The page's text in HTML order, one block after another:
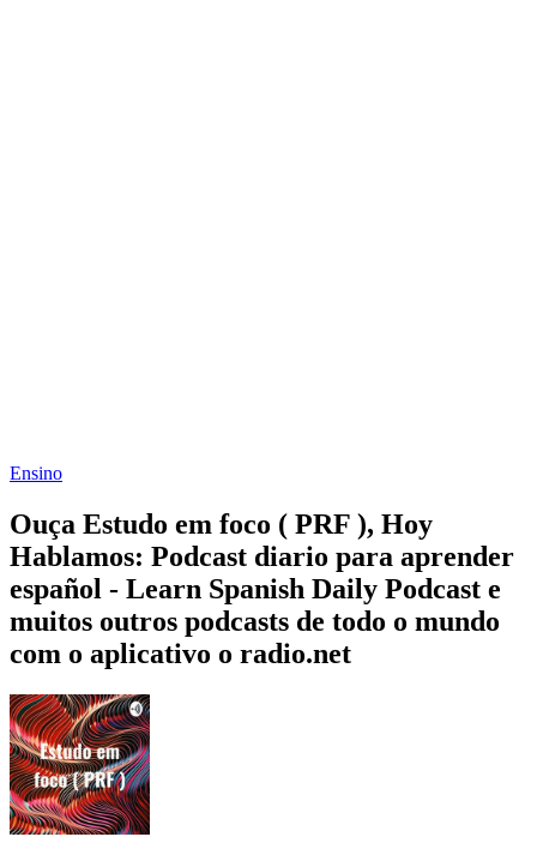
Ensino
Ouça Estudo em foco ( PRF ), Hoy
Hablamos: Podcast diario para aprender
español - Learn Spanish Daily Podcast e
muitos outros podcasts de todo o mundo
com o aplicativo o radio.net